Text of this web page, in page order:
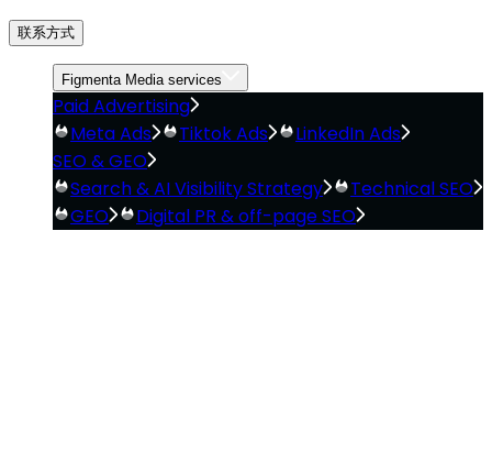
联系方式
Figmenta Media services
Paid Advertising
Meta Ads
Tiktok Ads
LinkedIn Ads
SEO & GEO
Search & AI Visibility Strategy
Technical SEO
GEO
Digital PR & off-page SEO